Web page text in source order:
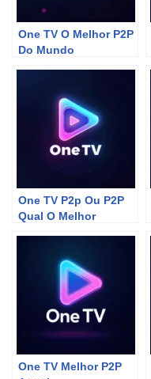
One TV O Melhor P2P
Do Mundo
One TV P2p Ou P2P
Qual O Melhor
One TV Melhor P2P